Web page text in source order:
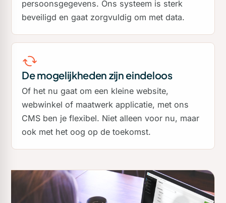
persoonsgegevens. Ons systeem is sterk
beveiligd en gaat zorgvuldig om met data.
De mogelijkheden zijn eindeloos
Of het nu gaat om een kleine website,
webwinkel of maatwerk applicatie, met ons
CMS ben je flexibel. Niet alleen voor nu, maar
ook met het oog op de toekomst.